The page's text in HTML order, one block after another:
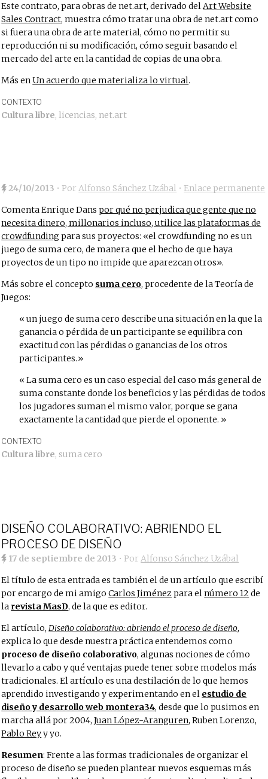
Este contrato, para obras de net.art, derivado delArt Website
Sales Contract, muestra cómo tratar una obra de net.art como
si fuera una obra de arte material, cómo no permitir su
reproducción ni su modificación, cómo seguir basando el
mercado del arte en la cantidad de copias de una obra.
Más enUn acuerdo que materializa lo virtual.
CONTEXTO
Cultura libre,licencias, net.art
24/10/2013 • PorAlfonso Sánchez Uzábal • Enlace permanente
Comenta Enrique Danspor qué no perjudica que gente que no
necesita dinero, millonarios incluso, utilice las plataformas de
crowdfunding para sus proyectos: «el crowdfunding no es un
juego de suma cero, de manera que el hecho de que haya
proyectos de un tipo no impide que aparezcan otros».
Más sobre el concepto suma cero, procedente de la Teoría de
Juegos:
un juego de suma cero describe una situación en la que la
ganancia o pérdida de un participante se equilibra con
exactitud con las pérdidas o ganancias de los otros
participantes.
La suma cero es un caso especial del caso más general de
suma constante donde los beneficios y las pérdidas de todos
los jugadores suman el mismo valor, porque se gana
exactamente la cantidad que pierde el oponente.
CONTEXTO
Cultura libre, suma cero
DISEÑO COLABORATIVO: ABRIENDO EL
PROCESO DE DISEÑO
17 de septiembre de 2013 • PorAlfonso Sánchez Uzábal
El título de esta entrada es también el de un artículo que escribí
por encargo de mi amigoCarlos Jiménezpara elnúmero 12 de
la revista MasD, de la que es editor.
El artículo,Diseño colaborativo: abriendo el proceso de diseño,
explica lo que desde nuestra práctica entendemos como
proceso de diseño colaborativo, algunas nociones de cómo
llevarlo a cabo y qué ventajas puede tener sobre modelos más
tradicionales. El artículo es una destilación de lo que hemos
aprendido investigando y experimentando en el estudio de
diseño y desarrollo web montera34, desde que lo pusimos en
marcha allá por 2004,Juan López-Aranguren, Ruben Lorenzo,
Pablo Reyy yo.
Resumen: Frente a las formas tradicionales de organizar el
proceso de diseño se pueden plantear nuevos esquemas más